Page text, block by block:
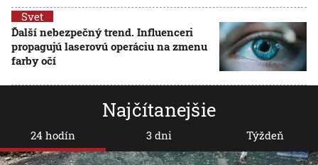
Svet
Ďalší nebezpečný trend. Influenceri
propagujú laserovú operáciu na zmenu
farby očí
Najčítanejšie
24 hodín 3 dni Týždeň